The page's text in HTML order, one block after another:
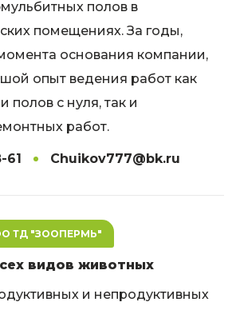
полов в
помещениях. За годы,
основания компании,
опыт ведения работ как
полов с нуля, так и
работ.
61 Chuikov777@bk.ru
ТД "ЗООПЕРМЬ"
видов животных
и непродуктивных